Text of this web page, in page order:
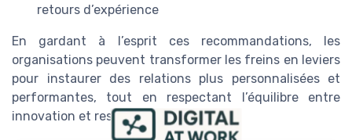
retours d’expérience
En gardant à l’esprit ces recommandations, les
organisations peuvent transformer les freins en leviers
pour instaurer des relations plus personnalisées et
performantes, tout en respectant l’équilibre entre
innovation et respect de la vie privée.